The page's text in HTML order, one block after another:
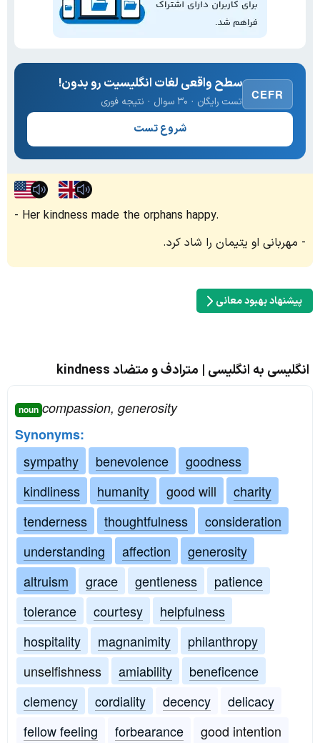
CEFR
سطح واقعی لغات انگلیسیت رو بدون!
تست رایگان · ۳۰ سوال · نتیجه فوری
شروع تست
Her kindness made the orphans happy.
مهربانی او یتیمان را شاد کرد.
پیشنهاد بهبود معانی
انگلیسی به انگلیسی | مترادف و متضاد kindness
noun compassion, generosity
Synonyms:
sympathy
benevolence
goodness
kindliness
humanity good will
charity
tenderness
thoughtfulness
consideration
understanding
affection
generosity
altruism
grace gentleness
patience
tolerance
courtesy
helpfulness
hospitality
magnanimity
philanthropy
unselfishness
amiability
beneficence
clemency
cordiality decency
delicacy
fellow feeling
forbearance
good intention